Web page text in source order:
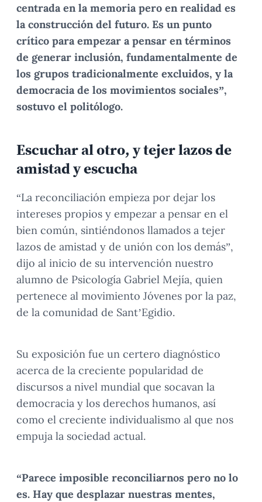
centrada en la memoria pero en realidad es
la construcción del futuro. Es un punto
crítico para empezar a pensar en términos
de generar inclusión, fundamentalmente de
los grupos tradicionalmente excluidos, y la
democracia de los movimientos sociales”,
sostuvo el politólogo.
Escuchar al otro, y tejer lazos de
amistad y escucha
“La reconciliación empieza por dejar los
intereses propios y empezar a pensar en el
bien común, sintiéndonos llamados a tejer
lazos de amistad y de unión con los demás”,
dijo al inicio de su intervención nuestro
alumno de Psicología Gabriel Mejía, quien
pertenece al movimiento Jóvenes por la paz,
de la comunidad de Sant’Egidio.
Su exposición fue un certero diagnóstico
acerca de la creciente popularidad de
discursos a nivel mundial que socavan la
democracia y los derechos humanos, así
como el creciente individualismo al que nos
empuja la sociedad actual.
“Parece imposible reconciliarnos pero no lo
es. Hay que desplazar nuestras mentes,